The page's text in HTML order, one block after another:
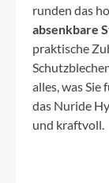
runden das
absenkbare
praktische
alles, was Sie
das Nuride
und kraftvoll.